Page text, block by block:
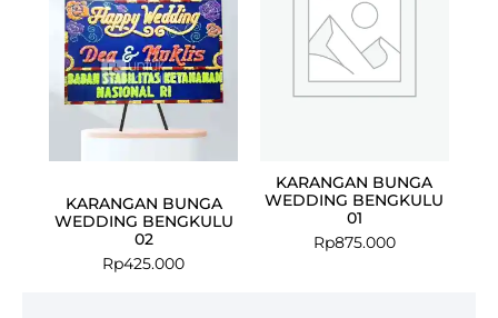
KARANGAN BUNGA
WEDDING BENGKULU
02
Rp425.000
KARANGAN BUNGA
WEDDING BENGKULU
01
Rp875.000